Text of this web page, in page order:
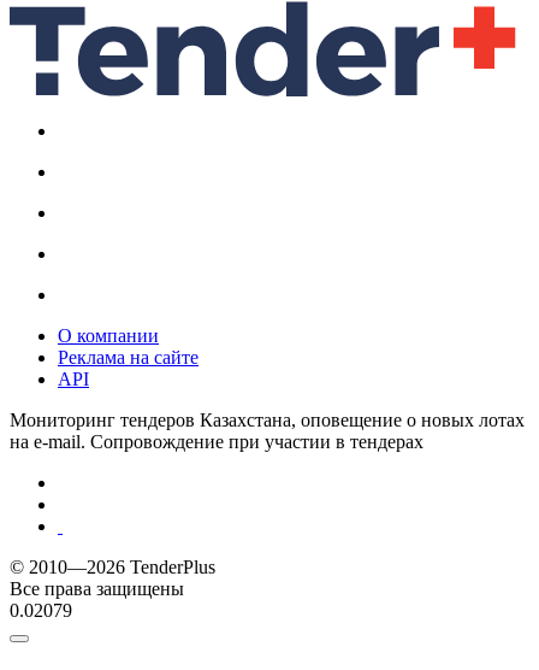
О компании
Реклама на сайте
API
Мониторинг тендеров Казахстана, оповещение о новых лотах
на e-mail. Сопровождение при участии в тендерах
© 2010—2026 TenderPlus
Все права защищены
0.02079